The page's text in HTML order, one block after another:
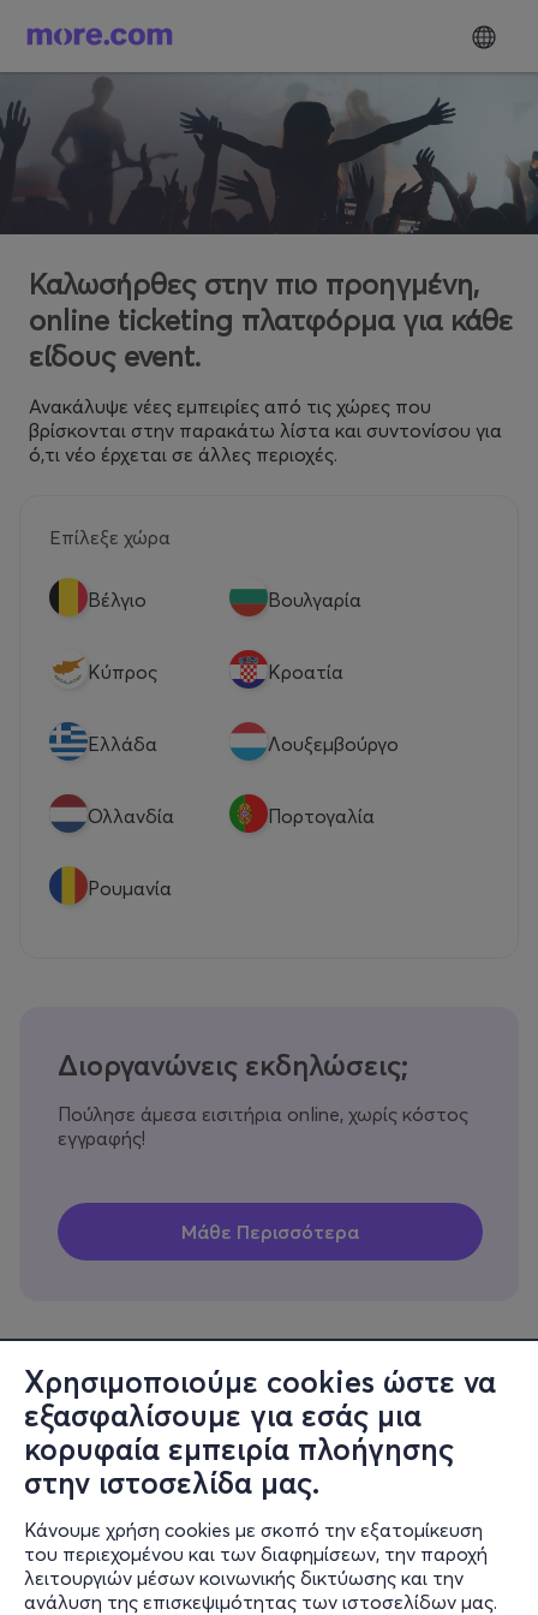
Χρησιμοποιούμε cookies ώστε να
εξασφαλίσουμε για εσάς μια
κορυφαία εμπειρία πλοήγησης
στην ιστοσελίδα μας.
Κάνουμε χρήση cookies με σκοπό την εξατομίκευση
του περιεχομένου και των διαφημίσεων, την παροχή
λειτουργιών μέσων κοινωνικής δικτύωσης και την
ανάλυση της επισκεψιμότητας των ιστοσελίδων μας.
Καλωσήρθες στην πιο προηγμένη,
online ticketing πλατφόρμα για κάθε
είδους event.
Ανακάλυψε νέες εμπειρίες από τις χώρες που
βρίσκονται στην παρακάτω λίστα και συντονίσου για
ό,τι νέο έρχεται σε άλλες περιοχές.
Επίλεξε χώρα
Βέλγιο Βουλγαρία
Κύπρος Κροατία
Eλλάδα Λουξεμβούργο
Ολλανδία Πορτογαλία
Ρουμανία
Διοργανώνεις εκδηλώσεις;
Πούλησε άμεσα εισιτήρια online, χωρίς κόστος
εγγραφής!
Πληροφορίες
Υποστήριξη
Stay Connected